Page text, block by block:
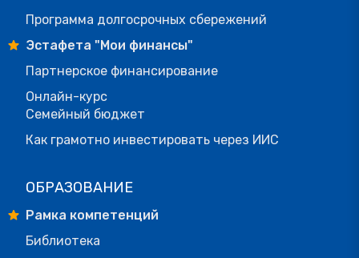
Программа долгосрочных сбережений
Эстафета "Мои финансы"
Партнерское финансирование
Онлайн-курс
Семейный бюджет
Как грамотно инвестировать через ИИС
ОБРАЗОВАНИЕ
Рамка компетенций
Библиотека